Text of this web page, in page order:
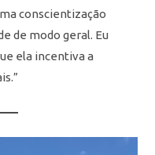
conscientização
de modo geral. Eu
ela incentiva a